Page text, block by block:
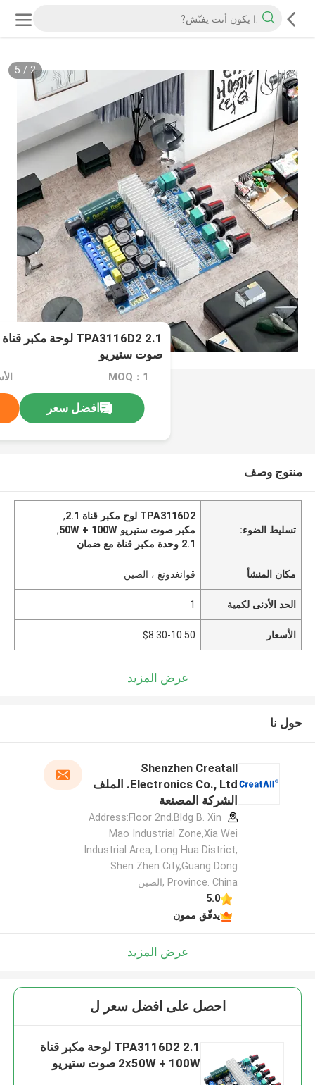
2
/
5
صوت ستيريو
MOQ：1
افضل سعر
منتوج وصف
تسليط الضوء:
TPA3116D2 لوح مكبر قناة 2.1
,
مكبر صوت ستيريو 50W + 100W
,
2.1 وحدة مكبر قناة مع ضمان
مكان المنشأ قوانغدونغ ، الصين
الحد الأدنى لكمية 1
الأسعار $8.30-10.50
عرض المزيد
حول نا
Shenzhen Creatall
Electronics Co., Ltd. الملف
الشركة المصنعة
Address:Floor 2nd.Bldg B. Xin
Mao Industrial Zone,Xia Wei
Industrial Area, Long Hua District,
Shen Zhen City,Guang Dong
Province. China ,الصين
5.0
يدقّق ممون
عرض المزيد
احصل على افضل سعر ل
TPA3116D2 2.1 لوحة مكبر قناة
2x50W + 100W صوت ستيريو